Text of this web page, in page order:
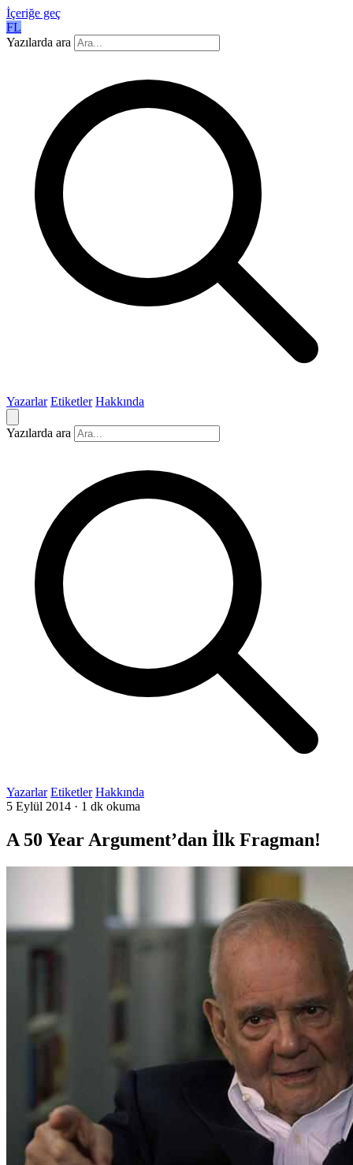
İçeriğe geç
FL
Yazılarda ara
Yazarlar Etiketler Hakkında
Yazılarda ara
Yazarlar Etiketler Hakkında
5 Eylül 2014 · 1 dk okuma
A 50 Year Argument’dan İlk Fragman!